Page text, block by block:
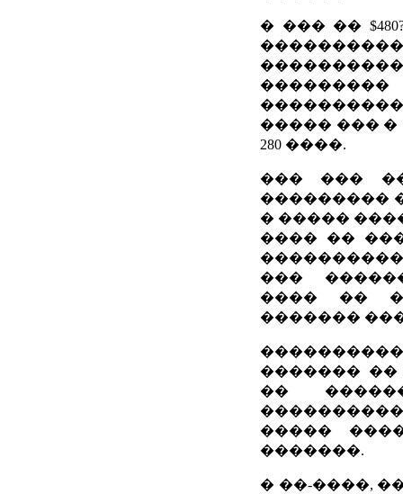
� ��� ��
����� ��� �
280 ����.
��� ���
���������
� �����
���� ��
���
���� ��
�������
�������
��
�����
�������.
� ��-����,